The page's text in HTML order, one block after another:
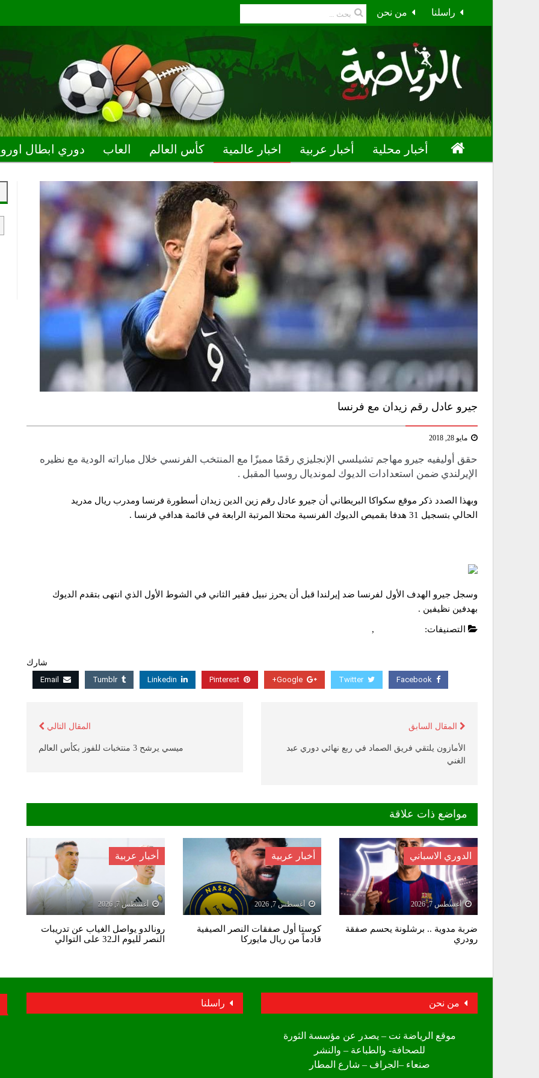
من نحن راسلنا
أخبار محلية أخبار عربية اخبار عالمية كأس العالم العاب دوري ابطال
جيرو عادل رقم زيدان مع فرنسا
مايو 28, 2018
حقق أوليفيه جيرو مهاجم ​تشيلسي​ الإنجليزي رقمًا مميزًا مع ​المنتخب الفرنسي​ خلال مباراته الودية مع نظيره
الإيرلندي ضمن استعدادات ​الديوك​ لمونديال روسيا المقبل .
وبهذا الصدد ذكر موقع سكواكا البريطاني أن جيرو عادل رقم زين الدين زيدان أسطورة فرنسا ومدرب ريال ​مدريد​
الحالي بتسجيل 31 هدفا بقميص الديوك الفرنسية محتلا المرتبة الرابعة في قائمة هدافي فرنسا .
وسجل جيرو الهدف الأول لفرنسا ضد إيرلندا قبل أن يحرز ​نبيل فقير​ الثاني في الشوط الأول الذي انتهى بتقدم الديوك
بهدفين نظيفين .
التصنيفات: ,
شارك
Facebook
Twitter
Google+
Pinterest
Linkedin
Tumblr
Email
المقال السابق
الأمازون يلتقي فريق الصماد في ربع نهائي دوري عبد
الغني
المقال التالي
ميسي يرشح 3 منتخبات للفوز بكأس العالم
مواضع ذات علاقة
الدوري الاسباني
أغسطس 7, 2026
ضربة مدوية .. برشلونة يحسم صفقة
رودري
أخبار عربية
أغسطس 7, 2026
كوستا أول صفقات النصر الصيفية
قادماً من ريال مايوركا
أخبار عربية
أغسطس 7, 2026
رونالدو يواصل الغياب عن تدريبات
النصر لليوم الـ32 على التوالي
من نحن
موقع الرياضة نت – يصدر عن مؤسسة الثورة
للصحافة- والطباعة – والنشر
صنعاء –الجراف – شارع المطار
راسلنا